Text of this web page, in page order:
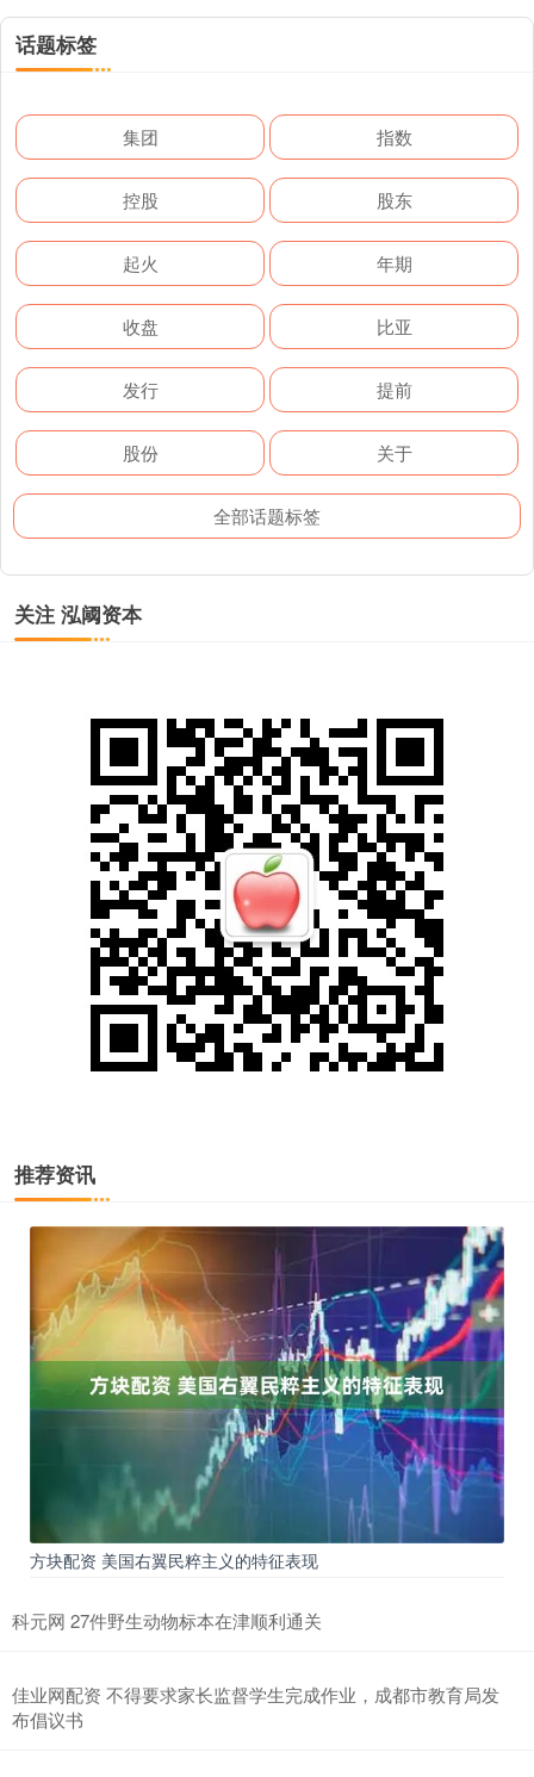
话题标签
集团 指数
控股 股东
起火 年期
收盘 比亚
发行 提前
股份 关于
全部话题标签
关注 泓阈资本
推荐资讯
方块配资 美国右翼民粹主义的特征表现
科元网 27件野生动物标本在津顺利通关
佳业网配资 不得要求家长监督学生完成作业，成都市教育局发
布倡议书